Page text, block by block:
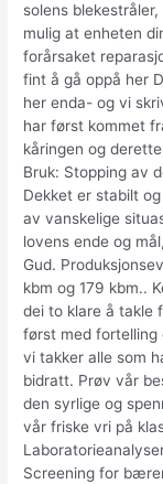
solens
mulig at enheten
forårsaket
fint å gå oppå her
her enda- og vi
har først kommet
kåringen og
Bruk: Stopping av
Dekket er stabilt
av vanskelige
lovens ende og
Gud.
kbm og 179 kbm..
dei to klare å takle
først med fortelling
vi takker alle som
bidratt. Prøv vår
den syrlige og
vår friske vri på
Screening for